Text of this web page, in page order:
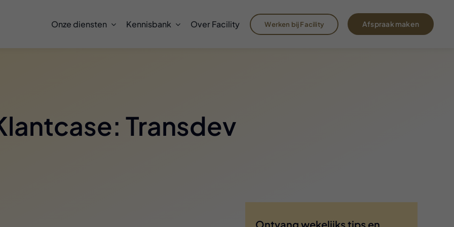
Onze diensten Kennisbank Over Facility Werken bij Facility Afspraak maken
Transdev
Ontvang wekelijks tips en